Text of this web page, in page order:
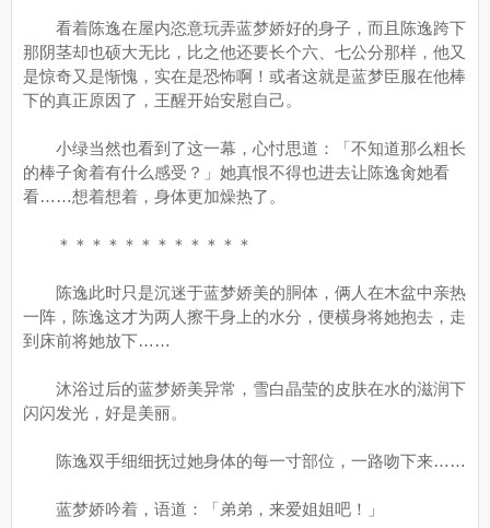
看着陈逸在屋内恣意玩弄蓝梦娇好的身子，而且陈逸跨下
那阴茎却也硕大无比，比之他还要长个六、七公分那样，他又
是惊奇又是惭愧，实在是恐怖啊！或者这就是蓝梦臣服在他棒
下的真正原因了，王醒开始安慰自己。
小绿当然也看到了这一幕，心忖思道：「不知道那么粗长
的棒子肏着有什么感受？」她真恨不得也进去让陈逸肏她看
看……想着想着，身体更加燥热了。
＊＊＊＊＊＊＊＊＊＊＊＊
陈逸此时只是沉迷于蓝梦娇美的胴体，俩人在木盆中亲热
一阵，陈逸这才为两人擦干身上的水分，便横身将她抱去，走
到床前将她放下……
沐浴过后的蓝梦娇美异常，雪白晶莹的皮肤在水的滋润下
闪闪发光，好是美丽。
陈逸双手细细抚过她身体的每一寸部位，一路吻下来……
蓝梦娇吟着，语道：「弟弟，来爱姐姐吧！」